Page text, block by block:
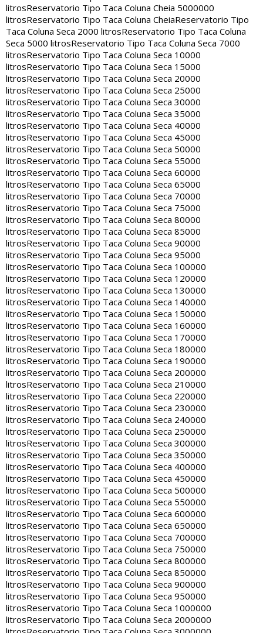
litrosReservatorio Tipo Taca Coluna Cheia 5000000
litrosReservatorio Tipo Taca Coluna CheiaReservatorio Tipo
Taca Coluna Seca 2000 litrosReservatorio Tipo Taca Coluna
Seca 5000 litrosReservatorio Tipo Taca Coluna Seca 7000
litrosReservatorio Tipo Taca Coluna Seca 10000
litrosReservatorio Tipo Taca Coluna Seca 15000
litrosReservatorio Tipo Taca Coluna Seca 20000
litrosReservatorio Tipo Taca Coluna Seca 25000
litrosReservatorio Tipo Taca Coluna Seca 30000
litrosReservatorio Tipo Taca Coluna Seca 35000
litrosReservatorio Tipo Taca Coluna Seca 40000
litrosReservatorio Tipo Taca Coluna Seca 45000
litrosReservatorio Tipo Taca Coluna Seca 50000
litrosReservatorio Tipo Taca Coluna Seca 55000
litrosReservatorio Tipo Taca Coluna Seca 60000
litrosReservatorio Tipo Taca Coluna Seca 65000
litrosReservatorio Tipo Taca Coluna Seca 70000
litrosReservatorio Tipo Taca Coluna Seca 75000
litrosReservatorio Tipo Taca Coluna Seca 80000
litrosReservatorio Tipo Taca Coluna Seca 85000
litrosReservatorio Tipo Taca Coluna Seca 90000
litrosReservatorio Tipo Taca Coluna Seca 95000
litrosReservatorio Tipo Taca Coluna Seca 100000
litrosReservatorio Tipo Taca Coluna Seca 120000
litrosReservatorio Tipo Taca Coluna Seca 130000
litrosReservatorio Tipo Taca Coluna Seca 140000
litrosReservatorio Tipo Taca Coluna Seca 150000
litrosReservatorio Tipo Taca Coluna Seca 160000
litrosReservatorio Tipo Taca Coluna Seca 170000
litrosReservatorio Tipo Taca Coluna Seca 180000
litrosReservatorio Tipo Taca Coluna Seca 190000
litrosReservatorio Tipo Taca Coluna Seca 200000
litrosReservatorio Tipo Taca Coluna Seca 210000
litrosReservatorio Tipo Taca Coluna Seca 220000
litrosReservatorio Tipo Taca Coluna Seca 230000
litrosReservatorio Tipo Taca Coluna Seca 240000
litrosReservatorio Tipo Taca Coluna Seca 250000
litrosReservatorio Tipo Taca Coluna Seca 300000
litrosReservatorio Tipo Taca Coluna Seca 350000
litrosReservatorio Tipo Taca Coluna Seca 400000
litrosReservatorio Tipo Taca Coluna Seca 450000
litrosReservatorio Tipo Taca Coluna Seca 500000
litrosReservatorio Tipo Taca Coluna Seca 550000
litrosReservatorio Tipo Taca Coluna Seca 600000
litrosReservatorio Tipo Taca Coluna Seca 650000
litrosReservatorio Tipo Taca Coluna Seca 700000
litrosReservatorio Tipo Taca Coluna Seca 750000
litrosReservatorio Tipo Taca Coluna Seca 800000
litrosReservatorio Tipo Taca Coluna Seca 850000
litrosReservatorio Tipo Taca Coluna Seca 900000
litrosReservatorio Tipo Taca Coluna Seca 950000
litrosReservatorio Tipo Taca Coluna Seca 1000000
litrosReservatorio Tipo Taca Coluna Seca 2000000